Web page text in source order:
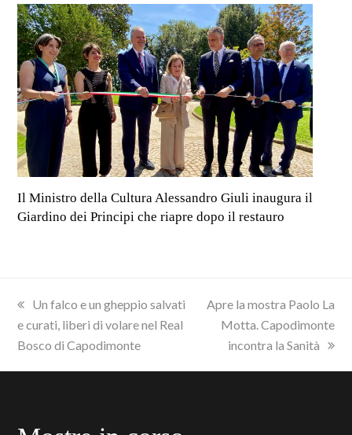
Il Ministro della Cultura Alessandro Giuli inaugura il
Giardino dei Principi che riapre dopo il restauro
previous
post:
Un falco e un gheppio salvati
e curati, liberi di volare nel Real
Bosco di Capodimonte
next
post:
Apre la mostra Paolo La
Motta. Capodimonte
incontra la Sanità